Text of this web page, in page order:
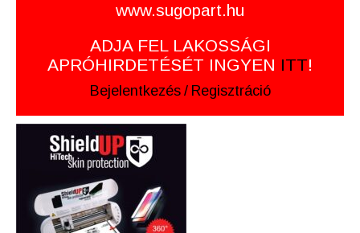
www.sugopart.hu
ADJA FEL LAKOSSÁGI
APRÓHIRDETÉSÉT INGYEN ITT!
Bejelentkezés / Regisztráció